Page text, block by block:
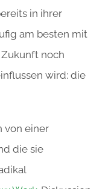
in ihrer
am besten mit
noch
wird: die
von einer
die sie